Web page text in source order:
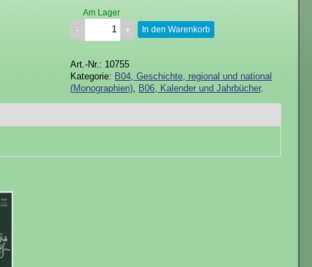
Am Lager
In den Warenkorb
Art.-Nr.: 10755
Kategorie: B04, Geschichte, regional und national
(Monographien) B06, Kalender und Jahrbücher.